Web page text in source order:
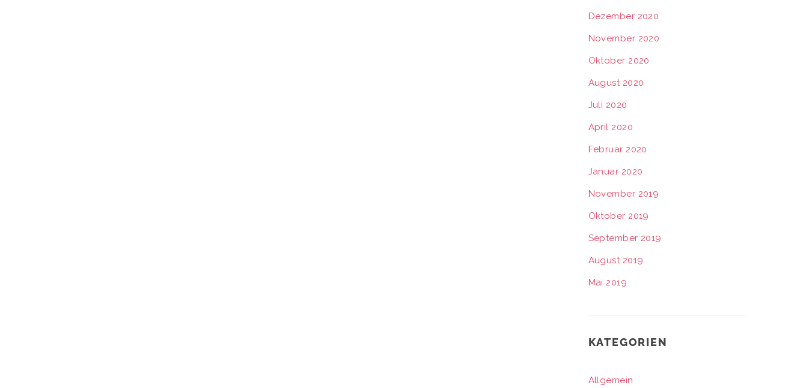
Dezember 2020
November 2020
Oktober 2020
August 2020
Juli 2020
April 2020
Februar 2020
Januar 2020
November 2019
Oktober 2019
September 2019
August 2019
Mai 2019
KATEGORIEN
Allgemein